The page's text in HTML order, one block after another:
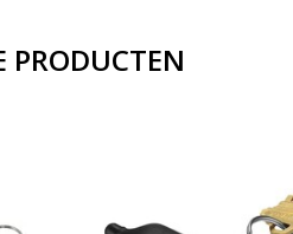
PRODUCTEN